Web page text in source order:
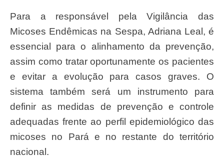
Para a responsável pela Vigilância das
Micoses Endêmicas na Sespa, Adriana Leal, é
essencial para o alinhamento da prevenção,
assim como tratar oportunamente os pacientes
e evitar a evolução para casos graves. O
sistema também será um instrumento para
definir as medidas de prevenção e controle
adequadas frente ao perfil epidemiológico das
micoses no Pará e no restante do território
nacional.